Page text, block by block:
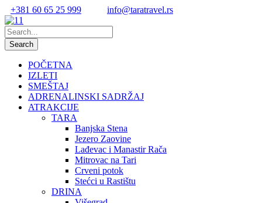
+381 60 65 25 999 info@taratravel.rs
POČETNA
IZLETI
SMEŠTAJ
ADRENALINSKI SADRŽAJ
ATRAKCIJE
TARA
Banjska Stena
Jezero Zaovine
Lađevac i Manastir Rača
Mitrovac na Tari
Crveni potok
Stećci u Rastištu
DRINA